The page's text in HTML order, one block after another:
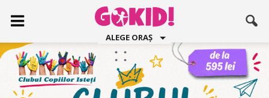
ALEGE ORAȘ